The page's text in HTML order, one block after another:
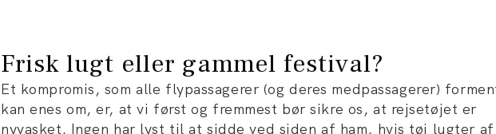
Frisk lugt eller gammel festival?
Et kompromis, som alle flypassagerer (og deres medpassagerer)
kan enes om, er, at vi først og fremmest bør sikre os, at rejsetøjet er
nyvasket. Ingen har lyst til at sidde ved siden af ham, hvis tøj lugter af